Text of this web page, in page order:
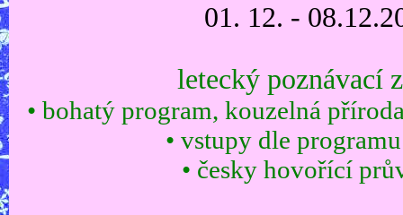
01. 12. -
letecký poznávací
• bohatý program, kouzelná
• vstupy dle
• česky hovořící